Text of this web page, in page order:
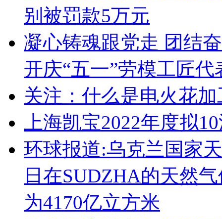
别被罚款5万元
凝心铸魂跟党走 团结
开庆“五一”劳模工匠代
关注：什么是电火花
上海凯宝2022年度拟
环球报道:乌克兰国家
日在SUDZHA的天然
为4170亿立方米